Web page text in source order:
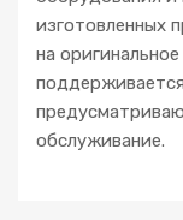
изготовленных
на
обслуживание.